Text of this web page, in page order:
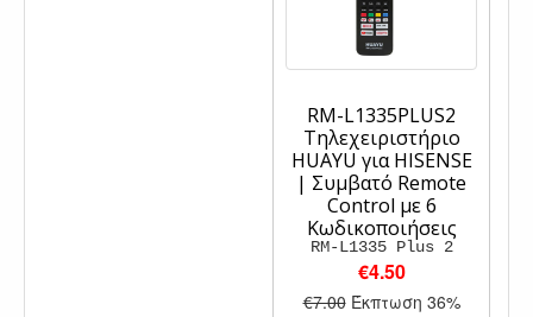
RM-L1335PLUS2
Τηλεχειριστήριο
HUAYU για HISENSE
| Συμβατό Remote
Control με 6
Κωδικοποιήσεις
RM-L1335 Plus 2
€4.50
€7.00 Έκπτωση 36%